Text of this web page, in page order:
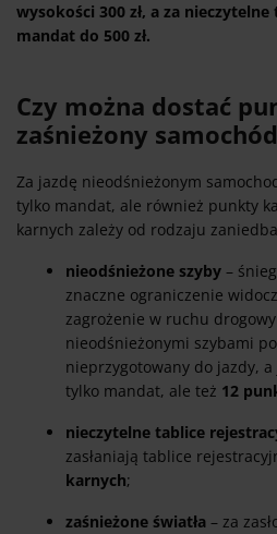
wysokości 300 zł, a za
mandat do 500 zł.
Czy można dostać
zaśnieżony
Za jazdę nieodśnieżonym
tylko mandat, ale również punkty
karnych zależy od rodzaju
nieodśnieżone szyby –
znaczne ograniczenie
zagrożenie w ruchu
nieodśnieżonymi szybami
nieprzygotowany do jazdy,
tylko mandat, ale też 12
nieczytelne tablice
zasłaniają tablice
karnych;
zaśnieżone światła – za